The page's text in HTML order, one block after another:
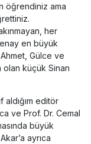
öğrendiniz ama
her
en büyük
Ahmet, Gülce ve
olan küçük Sinan
aldığım editör
ve Prof. Dr. Cemal
büyük
ayrıca